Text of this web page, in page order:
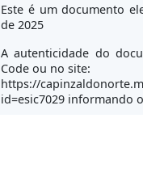
Este é um documento
de 2025
A autenticidade do
Code ou no site:
https://
id=esic7029 informando